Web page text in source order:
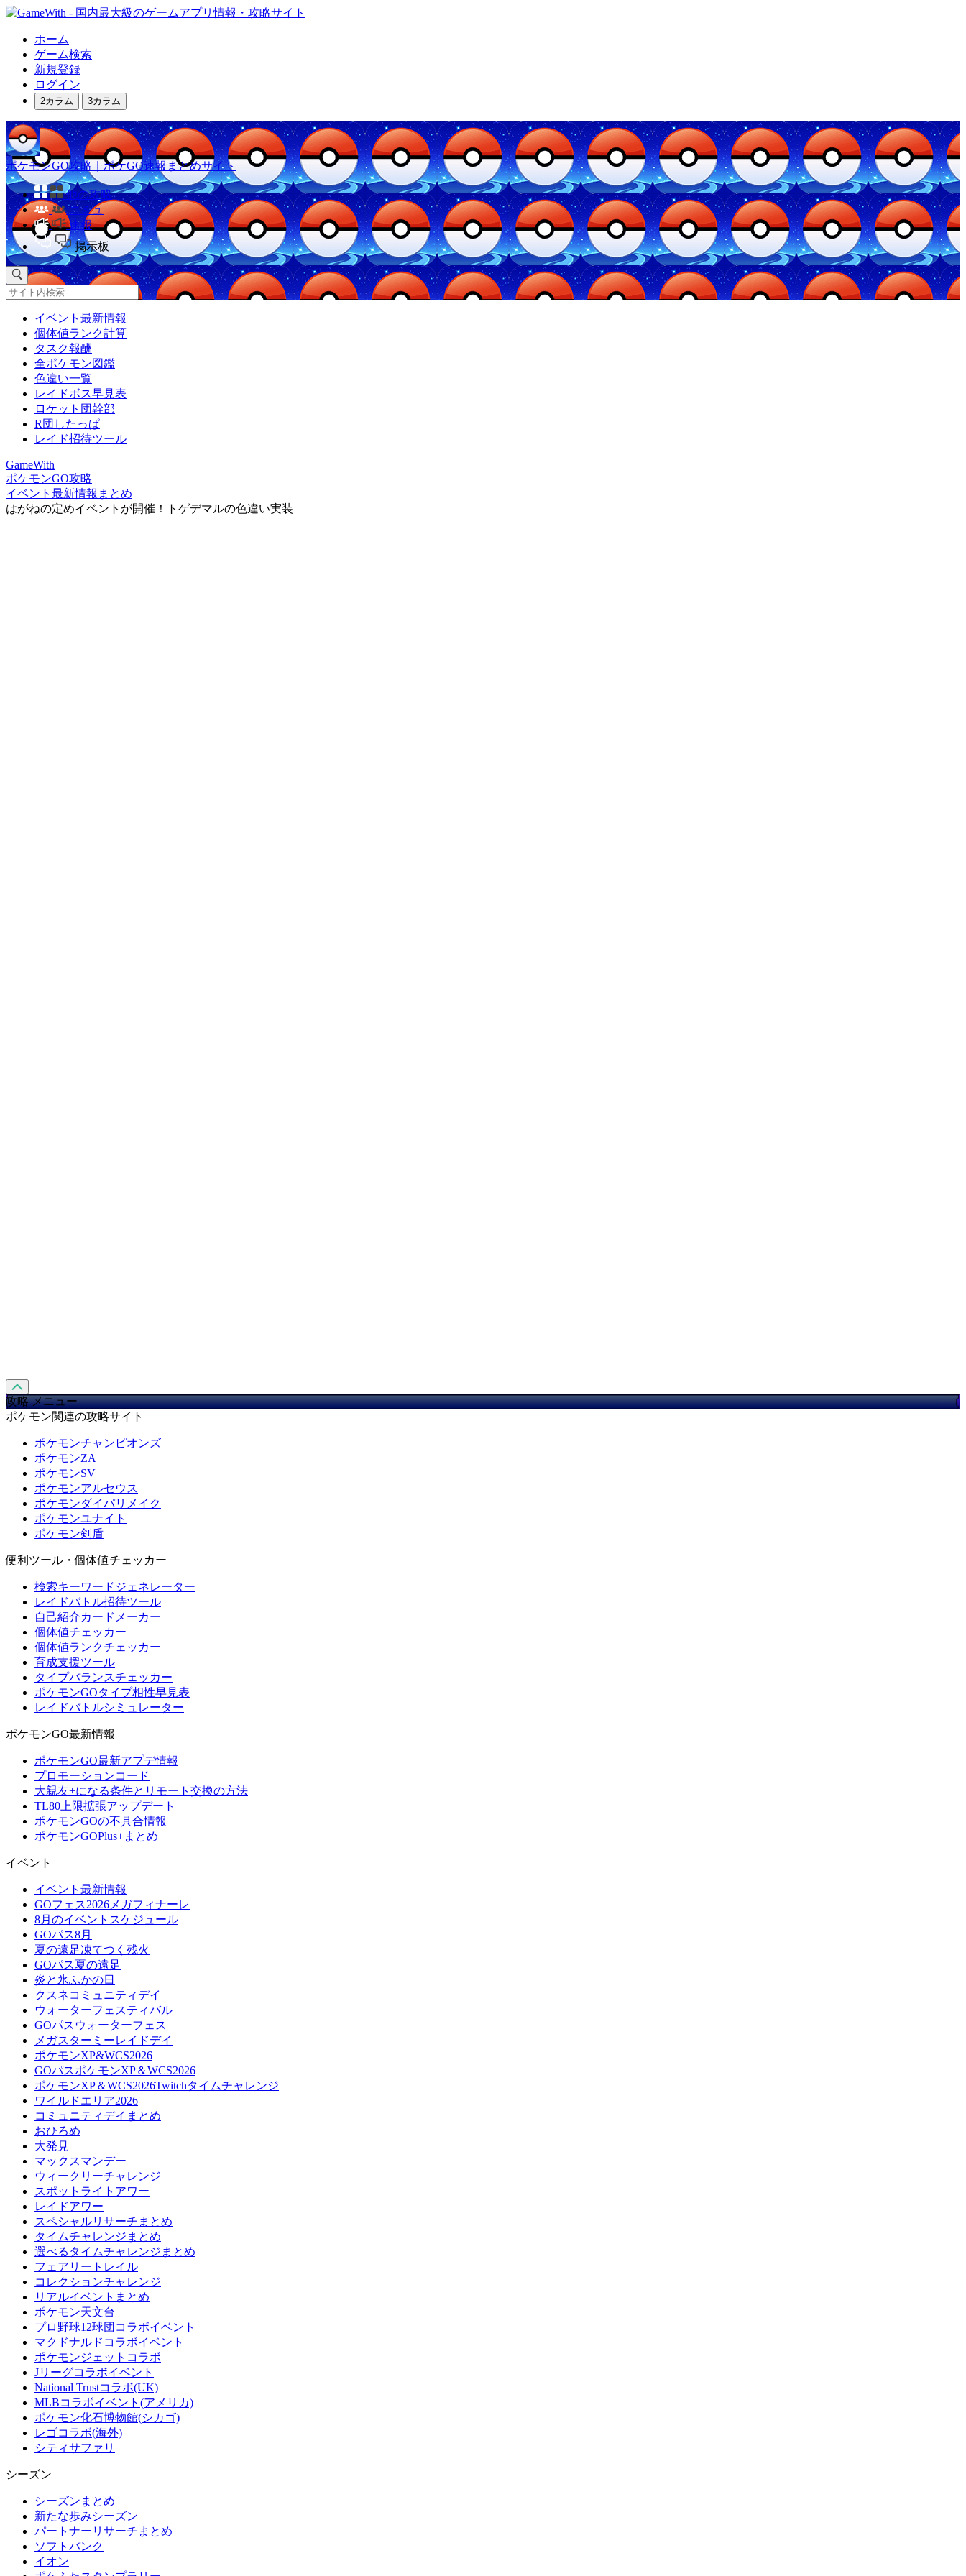
ホーム
ゲーム検索
新規登録
ログイン
2カラム 3カラム
ポケモンGO攻略｜ポケGO速報まとめサイト
他の攻略
コミュ
速報
掲示板
イベント最新情報
個体値ランク計算
タスク報酬
全ポケモン図鑑
色違い一覧
レイドボス早見表
ロケット団幹部
R団したっぱ
レイド招待ツール
GameWith
ポケモンGO攻略
イベント最新情報まとめ
はがねの定めイベントが開催！トゲデマルの色違い実装
攻略 メニュー
ポケモン関連の攻略サイト
ポケモンチャンピオンズ
ポケモンZA
ポケモンSV
ポケモンアルセウス
ポケモンダイパリメイク
ポケモンユナイト
ポケモン剣盾
便利ツール・個体値チェッカー
検索キーワードジェネレーター
レイドバトル招待ツール
自己紹介カードメーカー
個体値チェッカー
個体値ランクチェッカー
育成支援ツール
タイプバランスチェッカー
ポケモンGOタイプ相性早見表
レイドバトルシミュレーター
ポケモンGO最新情報
ポケモンGO最新アプデ情報
プロモーションコード
大親友+になる条件とリモート交換の方法
TL80上限拡張アップデート
ポケモンGOの不具合情報
ポケモンGOPlus+まとめ
イベント
イベント最新情報
GOフェス2026メガフィナーレ
8月のイベントスケジュール
GOパス8月
夏の遠足凍てつく残火
GOパス夏の遠足
炎と氷ふかの日
クスネコミュニティデイ
ウォーターフェスティバル
GOパスウォーターフェス
メガスターミーレイドデイ
ポケモンXP&WCS2026
GOパスポケモンXP＆WCS2026
ポケモンXP＆WCS2026Twitchタイムチャレンジ
ワイルドエリア2026
コミュニティデイまとめ
おひろめ
大発見
マックスマンデー
ウィークリーチャレンジ
スポットライトアワー
レイドアワー
スペシャルリサーチまとめ
タイムチャレンジまとめ
選べるタイムチャレンジまとめ
フェアリートレイル
コレクションチャレンジ
リアルイベントまとめ
ポケモン天文台
プロ野球12球団コラボイベント
マクドナルドコラボイベント
ポケモンジェットコラボ
Jリーグコラボイベント
National Trustコラボ(UK)
MLBコラボイベント(アメリカ)
ポケモン化石博物館(シカゴ)
レゴコラボ(海外)
シティサファリ
シーズン
シーズンまとめ
新たな歩みシーズン
パートナーリサーチまとめ
ソフトバンク
イオン